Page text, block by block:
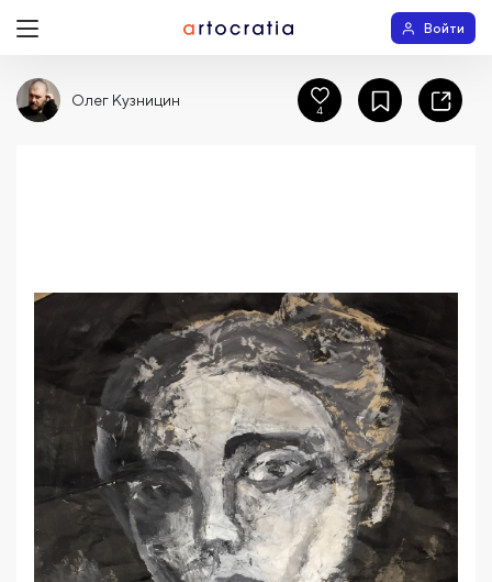
Войти
Олег Кузницин
4